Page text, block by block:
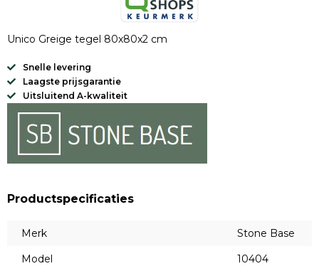
Unico Greige tegel 80x80x2 cm
Snelle levering
Laagste prijsgarantie
Uitsluitend A-kwaliteit
Productspecificaties
Merk
Stone Base
Model
10404